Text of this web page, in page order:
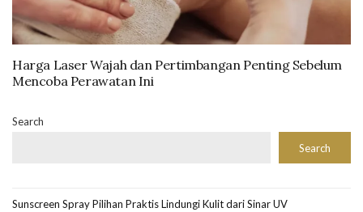
Harga Laser Wajah dan Pertimbangan Penting Sebelum
Mencoba Perawatan Ini
Search
Search
Sunscreen Spray Pilihan Praktis Lindungi Kulit dari Sinar UV